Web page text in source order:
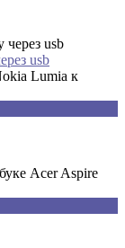
usb
Lumia к
Acer Aspire